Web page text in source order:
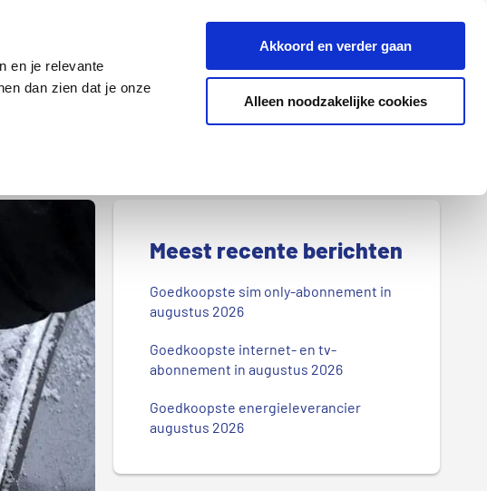
en je relevante
dan zien dat je onze
Akkoord en verder gaan
Alleen noodzakelijke cookies
Z
e
k
d
n
b
o
g
.
.
P
e
Meest recente berichten
Goedkoopste sim only-abonnement in
augustus 2026
Goedkoopste internet- en tv-
abonnement in augustus 2026
Goedkoopste energieleverancier
augustus 2026